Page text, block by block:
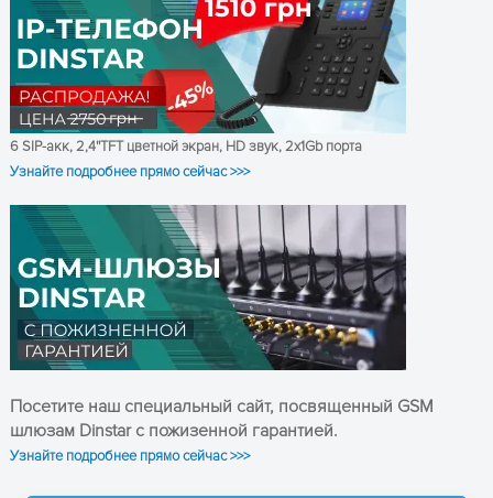
6 SIP-акк, 2,4''TFT цветной экран, HD звук, 2x1Gb порта
Узнайте подробнее прямо сейчас >>>
Посетите наш специальный сайт, посвященный GSM
шлюзам Dinstar с пожизенной гарантией.
Узнайте подробнее прямо сейчас >>>